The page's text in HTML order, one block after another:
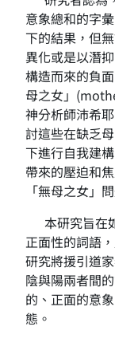
意象總和的字
下的結果，但
異化或是以潛
構造而來的負
母之女」
神分析師沛希
討這些在缺乏
下進行自我建
帶來的壓迫和
「無母之女」
本研究旨在
正面性的詞語
研究將援引道
陰與陽兩者間
的、正面的意
態。